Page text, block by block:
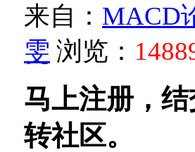
来自： MACD
雯 浏览：
马上注册，
转社区。